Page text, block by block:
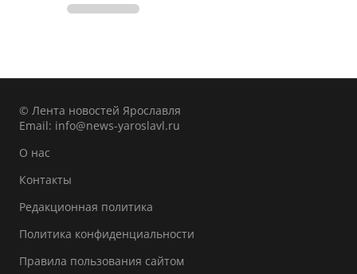
© Лента новостей Ярославля
Email: info@news-yaroslavl.ru
О нас
Контакты
Редакционная политика
Политика конфиденциальности
Правила пользования сайтом